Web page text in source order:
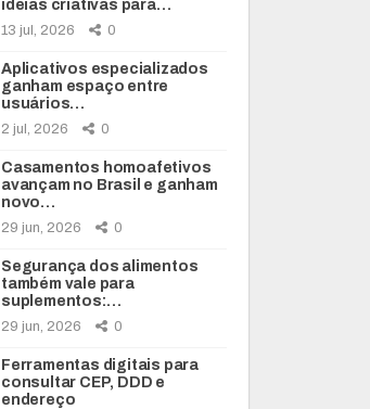
ideias criativas para…
13 jul, 2026 0
Aplicativos especializados
ganham espaço entre
usuários…
2 jul, 2026 0
Casamentos homoafetivos
avançam no Brasil e ganham
novo…
29 jun, 2026 0
Segurança dos alimentos
também vale para
suplementos:…
29 jun, 2026 0
Ferramentas digitais para
consultar CEP, DDD e
endereço